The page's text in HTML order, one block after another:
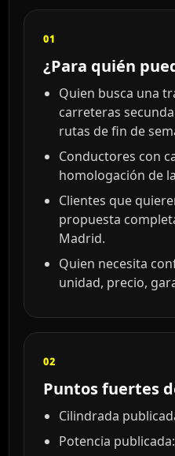
01
¿Para quién
Quien busca una
carreteras
rutas de fin de
Conductores con
homologación de
Clientes que
propuesta
Madrid.
Quien necesita
unidad, precio,
02
Puntos fuertes
Cilindrada
Potencia publicada: